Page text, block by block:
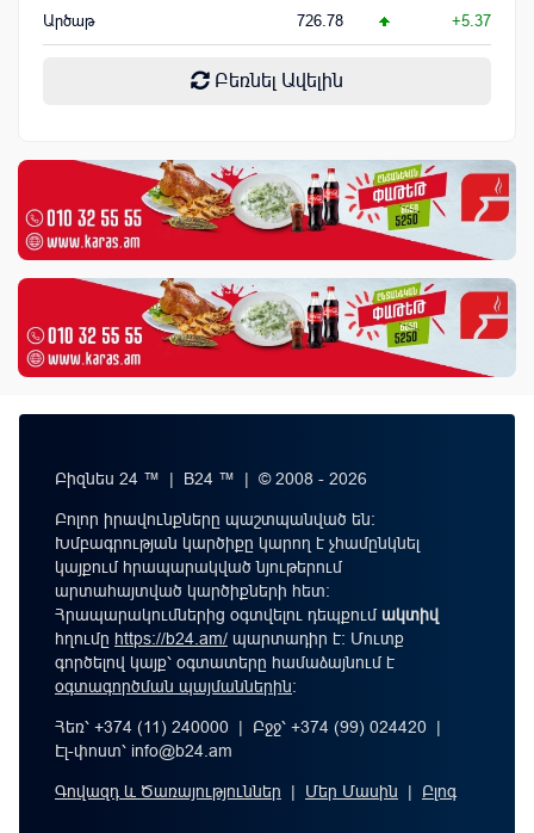
Արծաթ 726.78 +5.37
Բեռնել Ավելին
Բիզնես 24 ™ | B24 ™ | © 2008 - 2026
Բոլոր իրավունքները պաշտպանված են:
Խմբագրության կարծիքը կարող է չհամընկնել
կայքում հրապարակված նյութերում
արտահայտված կարծիքների հետ:
Հրապարակումներից օգտվելու դեպքումակտիվ
հղումը https://b24.am/ պարտադիր է: Մուտք
գործելով կայք՝ օգտատերը համաձայնում է
օգտագործման պայմաններին։
Հեռ՝ +374 (11) 240000 | Բջջ՝ +374 (99) 024420 |
Էլ-փոստ՝ info@b24.am
Գովազդ և Ծառայություններ | Մեր Մասին | Բլոգ